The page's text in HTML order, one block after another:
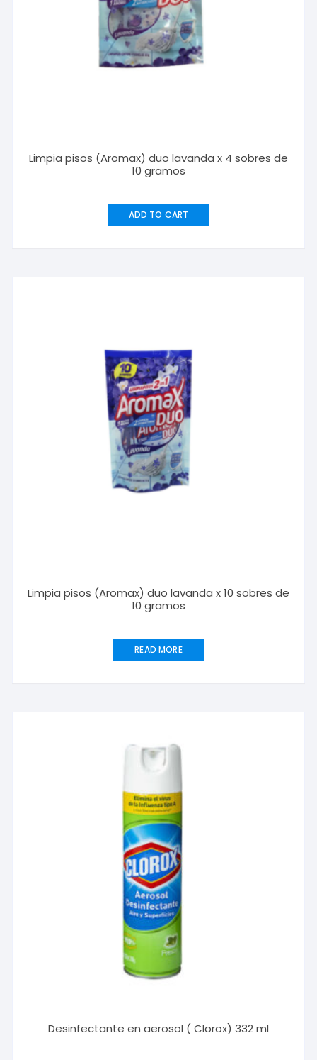
Limpia pisos (Aromax) duo lavanda x 4 sobres de
10 gramos
ADD TO CART
Limpia pisos (Aromax) duo lavanda x 10 sobres de
10 gramos
READ MORE
Desinfectante en aerosol ( Clorox) 332 ml